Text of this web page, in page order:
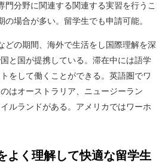
門分野に関連する関連する実習を行うこ
の場合が多い。留学生でも申請可能。
どの期間、海外で生活をし国際理解を深
と国が提携している。滞在中には語学
をして働くことができる。英語圏でワ
はオーストラリア、ニュージーラン
ルランドがある。アメリカではワーホ
よく理解して快適な留学生